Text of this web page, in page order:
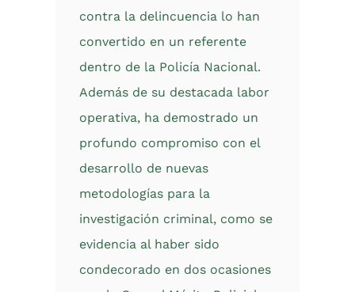
contra la delincuencia lo han
convertido en un referente
dentro de la Policía Nacional.
Además de su destacada labor
operativa, ha demostrado un
profundo compromiso con el
desarrollo de nuevas
metodologías para la
investigación criminal, como se
evidencia al haber sido
condecorado en dos ocasiones